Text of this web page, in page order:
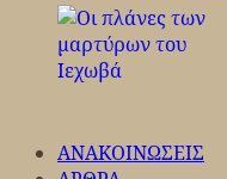
ΑΝΑΚΟΙΝΩΣΕΙΣ